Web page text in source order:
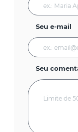
Seu e-mail
Seu